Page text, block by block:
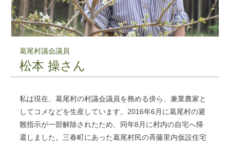
葛尾村議会議員
松本 操さん
私は現在、葛尾村の村議会議員を務める傍ら、兼業農家と
してコメなどを生産しています。2016年6月に葛尾村の避
難指示が一部解除されたため、同年8月に村内の自宅へ帰
還しました。三春町にあった葛尾村民の斉藤里内仮設住宅